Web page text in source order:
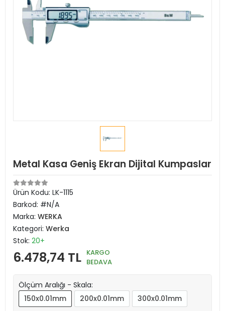
Metal Kasa Geniş Ekran Dijital Kumpaslar
Ürün Kodu: LK-1115
Barkod: #N/A
Marka: WERKA
Kategori: Werka
Stok: 20+
6.478,74 TL KARGO
BEDAVA
Ölçüm Aralığı - Skala:
150x0.01mm
200x0.01mm 300x0.01mm